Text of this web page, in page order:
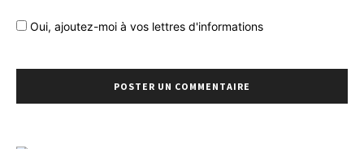
Oui, ajoutez-moi à vos lettres d'informations